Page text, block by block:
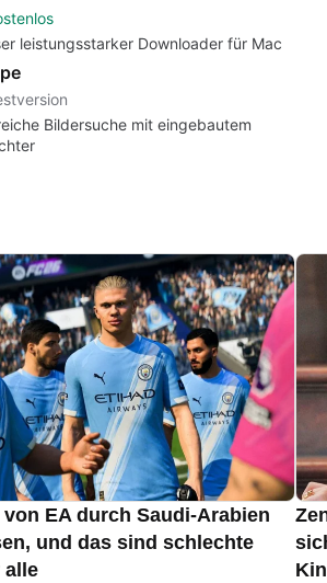
leistungsstarker Downloader für Mac
Bildersuche mit eingebautem
EA durch Saudi-Arabien
und das sind schlechte
alle